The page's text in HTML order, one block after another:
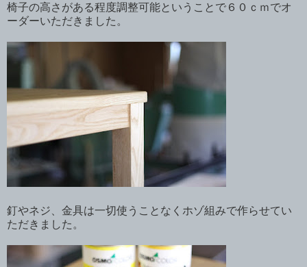
椅子の高さがある程度調整可能ということで６０ｃｍでオ
ーダーいただきました。
釘やネジ、金具は一切使うことなくホゾ組みで作らせてい
ただきました。